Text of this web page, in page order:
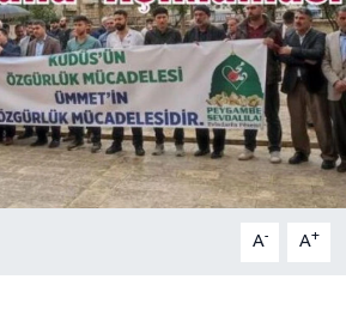
A- A+